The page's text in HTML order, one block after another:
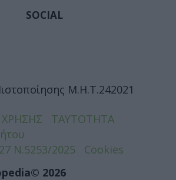
SOCIAL
Μ.Η.Τ.242021
ΤΑΥΤΟΤΗΤΑ
Ν.5253/2025
Cookies
2026